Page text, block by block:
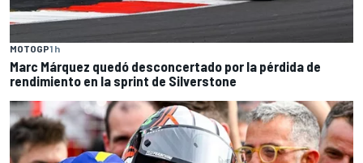
MOTOGP1 h
Marc Márquez quedó desconcertado por la pérdida de
rendimiento en la sprint de Silverstone